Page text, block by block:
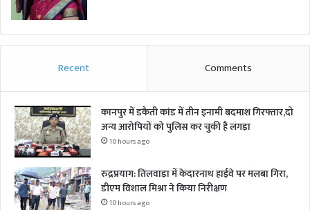
Recent Comments
कानपुर में डकैती कांड में तीन इनामी बदमाश गिरफ्तार,दो
अन्य आरोपियों को पुलिस कर चुकी है लंगड़ा
10 hours ago
रुद्रप्रयाग: तिलवाड़ा में केदारनाथ हाईवे पर मलबा गिरा,
डीएम विशाल मिश्रा ने किया निरीक्षण
10 hours ago